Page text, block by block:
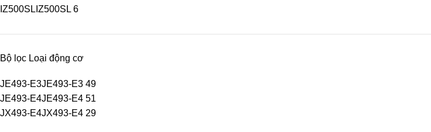
IZ500SL IZ500SL 6
Bộ lọc Loại động cơ
JE493-E3JE493-E3 49
JE493-E4JE493-E4 51
JX493-E4JX493-E4 29